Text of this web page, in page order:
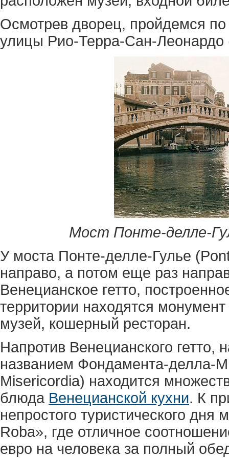
Осмотрев дворец, пройдемся
улицы Рио-Терра-Сан-Леонардо
Мост Понте-делле-
У моста Понте-делле-Гулье
направо, а потом еще раз
Венецианское гетто,
территории находятся
музей, кошерный ресторан.
Напротив Венецианского гетто,
названием Фондамента-делла-
Misericordia) находится
блюда Венецианской кухни. К
непростого туристического
Roba», где отличное
евро на человека за полный